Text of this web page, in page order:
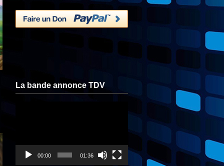
La bande annonce TDV
00:00 01:36